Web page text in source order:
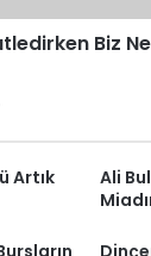
Biz
Artık
Ali